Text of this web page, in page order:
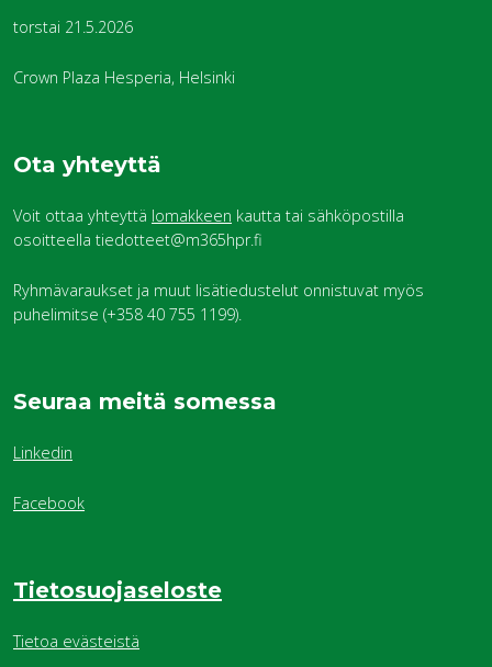
torstai 21.5.2026
Crown Plaza Hesperia, Helsinki
Ota yhteyttä
Voit ottaa yhteyttä lomakkeen kautta tai sähköpostilla
osoitteella tiedotteet@m365hpr.fi
Ryhmävaraukset ja muut lisätiedustelut onnistuvat myös
puhelimitse (+358 40 755 1199).
Seuraa meitä somessa
Linkedin
Facebook
Tietosuojaseloste
Tietoa evästeistä